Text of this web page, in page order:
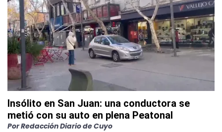
Insólito en San Juan: una conductora se
metió con su auto en plena Peatonal
PorRedacción Diario de Cuyo